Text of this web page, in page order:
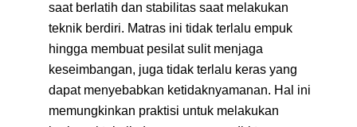
saat berlatih dan stabilitas saat melakukan
teknik berdiri. Matras ini tidak terlalu empuk
hingga membuat pesilat sulit menjaga
keseimbangan, juga tidak terlalu keras yang
dapat menyebabkan ketidaknyamanan. Hal ini
memungkinkan praktisi untuk melakukan